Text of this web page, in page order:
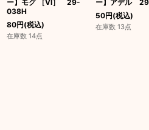
ー】モグ ［VI］ 29-
038H
80円(税込)
在庫数 14点
ー】アデル
50円(税込)
在庫数 13点